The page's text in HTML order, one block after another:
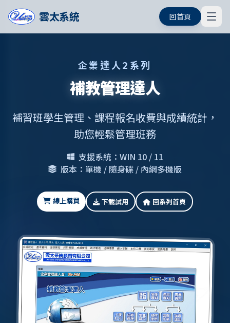
雲太系統 回首頁
企業達人2系列
補教管理達人
補習班學生管理、課程報名收費與成績統計，
助您輕鬆管理班務
支援系統：WIN 10 / 11
版本：單機 / 隨身碟 / 內網多機版
線上購買 下載試用 回系列首頁